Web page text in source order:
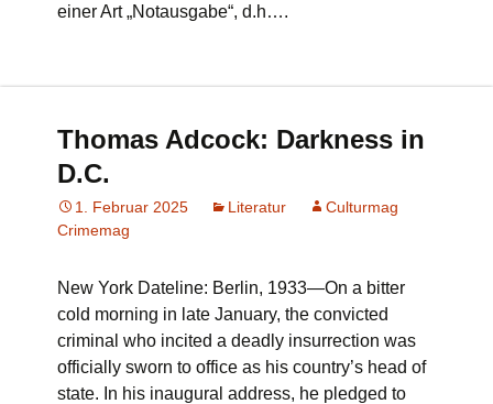
einer Art „Notausgabe“, d.h….
Thomas Adcock: Darkness in
D.C.
1. Februar 2025 Literatur
Culturmag
Crimemag
New York Dateline: Berlin, 1933—On a bitter
cold morning in late January, the convicted
criminal who incited a deadly insurrection was
officially sworn to office as his country’s head of
state. In his inaugural address, he pledged to